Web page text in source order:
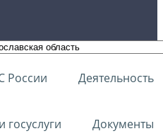
России Деятельность
госуслуги Документы